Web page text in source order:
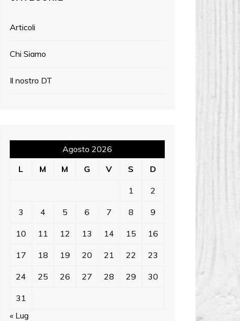
Articoli
Chi Siamo
Il nostro DT
Agosto 2026
L
M M G V S D
1 2
3 4 5 6 7 8 9
10 11 12 13 14 15 16
17 18 19 20 21 22 23
24 25 26 27 28 29 30
31
« Lug